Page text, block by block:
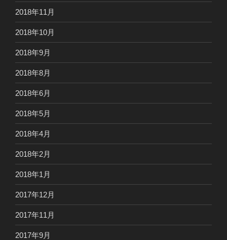
2018年11月
2018年10月
2018年9月
2018年8月
2018年6月
2018年5月
2018年4月
2018年2月
2018年1月
2017年12月
2017年11月
2017年9月